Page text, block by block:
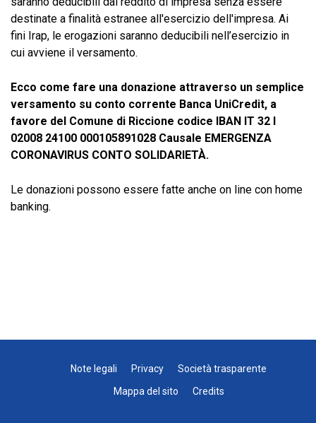
destinate a finalità estranee all'esercizio dell'impresa. Ai
fini Irap, le erogazioni saranno deducibili nell’esercizio in
cui avviene il versamento.
Ecco come fare una donazione attraverso un semplice
versamento su conto corrente Banca UniCredit, a
favore del Comune di Riccione codice IBAN IT 32 I
02008 24100 000105891028 Causale EMERGENZA
CORONAVIRUS CONTO SOLIDARIETÀ.
Le donazioni possono essere fatte anche on line con home
banking.
Note legali Privacy
Società trasparente
Mappa del sito
Credits